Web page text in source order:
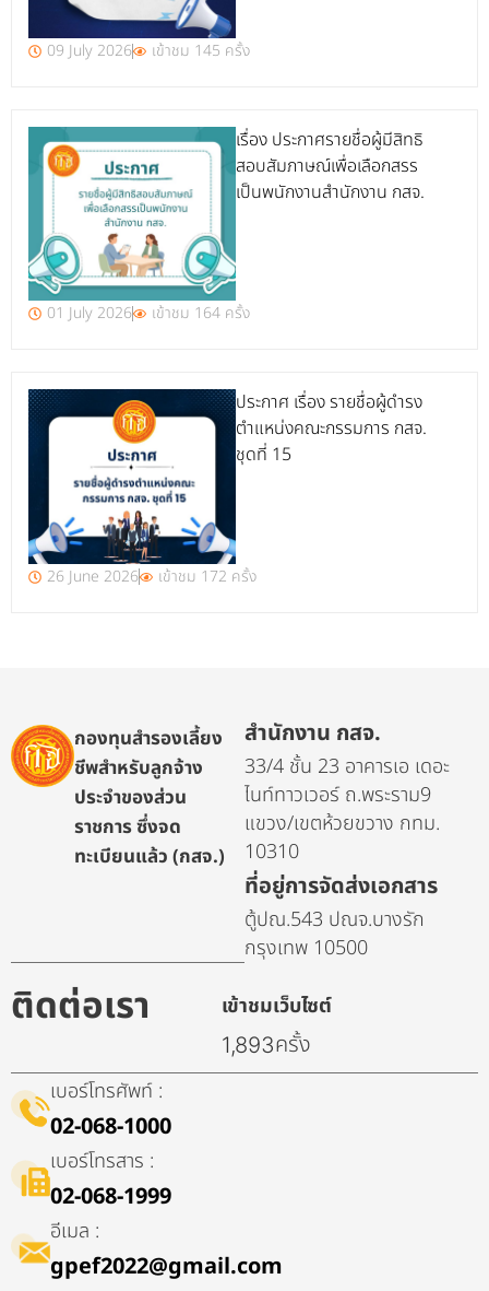
09 July 2026 เข้าชม 145 ครั้ง
เรื่อง ประกาศรายชื่อผู้มีสิทธิ
สอบสัมภาษณ์เพื่อเลือกสรร
เป็นพนักงานสำนักงาน กสจ.
01 July 2026 เข้าชม 164 ครั้ง
ประกาศ เรื่อง รายชื่อผู้ดำรง
ตำแหน่งคณะกรรมการ กสจ.
ชุดที่ 15
26 June 2026 เข้าชม 172 ครั้ง
กองทุนสำรองเลี้ยง
ชีพสำหรับลูกจ้าง
ประจำของส่วน
ราชการ ซึ่งจด
ทะเบียนแล้ว (กสจ.)
สำนักงาน กสจ.
33/4 ชั้น 23 อาคารเอ เดอะ
ไนท์ทาวเวอร์ ถ.พระราม9
แขวง/เขตห้วยขวาง กทม.
10310
ที่อยู่การจัดส่งเอกสาร
ตู้ปณ.543 ปณจ.บางรัก
กรุงเทพ 10500
ติดต่อเรา เข้าชมเว็บไซต์
1,893ครั้ง
เบอร์โทรศัพท์ :
02-068-1000
เบอร์โทรสาร :
02-068-1999
อีเมล :
gpef2022@gmail.com